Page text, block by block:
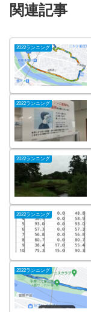
関連記事
2022ランニング
2022ランニング
2022ランニング
2022ランニング
2022ランニング